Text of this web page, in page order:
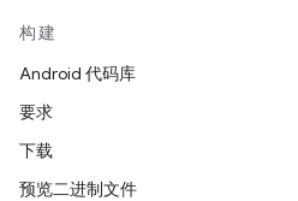
构建
Android 代码库
要求
下载
预览二进制文件